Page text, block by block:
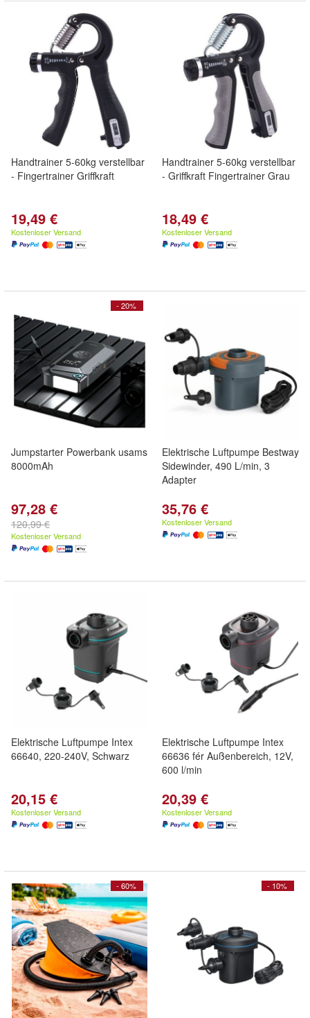
Handtrainer 5-60kg verstellbar
- Fingertrainer Griffkraft
19,49 €
Kostenloser Versand
Handtrainer 5-60kg verstellbar
- Griffkraft Fingertrainer Grau
18,49 €
Kostenloser Versand
- 20%
Jumpstarter Powerbank usams
8000mAh
97,28 €
120,99 €
Kostenloser Versand
Elektrische Luftpumpe Bestway
Sidewinder, 490 L/min, 3
Adapter
35,76 €
Kostenloser Versand
Elektrische Luftpumpe Intex
66640, 220-240V, Schwarz
20,15 €
Kostenloser Versand
Elektrische Luftpumpe Intex
66636 fér Außenbereich, 12V,
600 l/min
20,39 €
Kostenloser Versand
- 60% - 10%